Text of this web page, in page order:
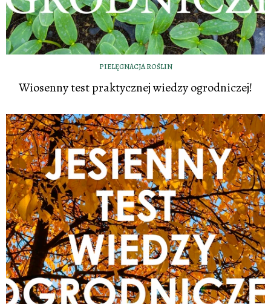
PIELĘGNACJA ROŚLIN
Wiosenny test praktycznej wiedzy ogrodniczej!